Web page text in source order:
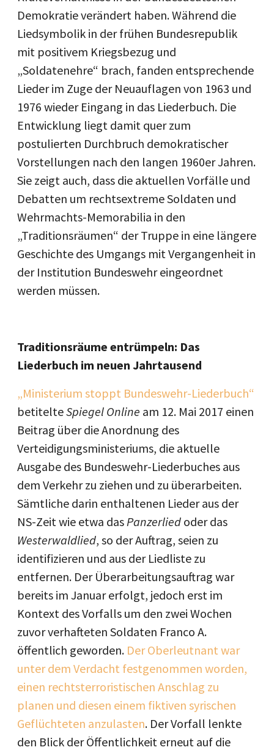
Demokratie verändert haben. Während die
Liedsymbolik in der frühen Bundesrepublik
mit positivem Kriegsbezug und
„Soldatenehre“ brach, fanden entsprechende
Lieder im Zuge der Neuauflagen von 1963 und
1976 wieder Eingang in das Liederbuch. Die
Entwicklung liegt damit quer zum
postulierten Durchbruch demokratischer
Vorstellungen nach den langen 1960er Jahren.
Sie zeigt auch, dass die aktuellen Vorfälle und
Debatten um rechtsextreme Soldaten und
Wehrmachts-Memorabilia in den
„Traditionsräumen“ der Truppe in eine längere
Geschichte des Umgangs mit Vergangenheit in
der Institution Bundeswehr eingeordnet
werden müssen.
Traditionsräume entrümpeln: Das
Liederbuch im neuen Jahrtausend
„Ministerium stoppt Bundeswehr-Liederbuch“
betitelteSpiegel Online am 12. Mai 2017 einen
Beitrag über die Anordnung des
Verteidigungsministeriums, die aktuelle
Ausgabe des Bundeswehr-Liederbuches aus
dem Verkehr zu ziehen und zu überarbeiten.
Sämtliche darin enthaltenen Lieder aus der
NS-Zeit wie etwa dasPanzerlied oder das
Westerwaldlied, so der Auftrag, seien zu
identifizieren und aus der Liedliste zu
entfernen. Der Überarbeitungsauftrag war
bereits im Januar erfolgt, jedoch erst im
Kontext des Vorfalls um den zwei Wochen
zuvor verhafteten Soldaten Franco A.
öffentlich geworden. Der Oberleutnant war
unter dem Verdacht festgenommen worden,
einen rechtsterroristischen Anschlag zu
planen und diesen einem fiktiven syrischen
Geflüchteten anzulasten. Der Vorfall lenkte
den Blick der Öffentlichkeit erneut auf die